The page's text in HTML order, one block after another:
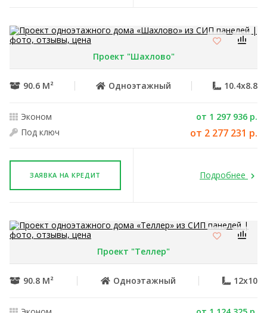
Проект "Шахлово"
90.6 М² Одноэтажный 10.4x8.8
Эконом
от 1 297 936 р.
Под ключ
от 2 277 231 р.
ЗАЯВКА НА КРЕДИТ Подробнее
Проект "Теллер"
90.8 М² Одноэтажный 12x10